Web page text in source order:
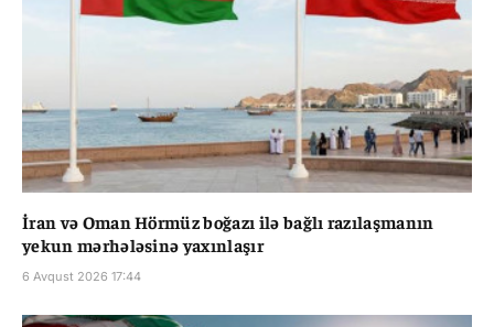
İran və Oman Hörmüz boğazı ilə bağlı razılaşmanın
yekun mərhələsinə yaxınlaşır
6 Avqust 2026 17:44